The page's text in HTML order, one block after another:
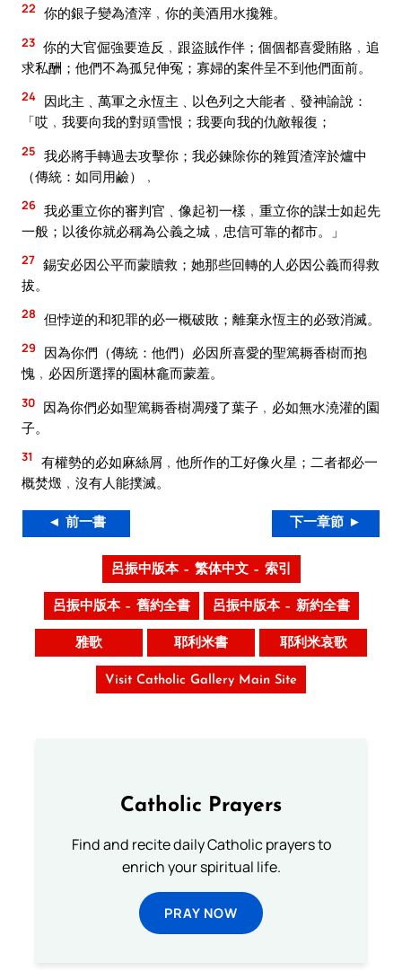
22 你的銀子變為渣滓﹐你的美酒用水攙雜。
23 你的大官倔強要造反﹐跟盜賊作伴；個個都喜愛賄賂﹐追
求私酬；他們不為孤兒伸冤；寡婦的案件呈不到他們面前。
24 因此主﹑萬軍之永恆主﹑以色列之大能者﹑發神諭說：
「哎﹐我要向我的對頭雪恨；我要向我的仇敵報復；
25 我必將手轉過去攻擊你；我必鍊除你的雜質渣滓於爐中
（傳統：如同用鹼）﹐
26 我必重立你的審判官﹑像起初一樣﹐重立你的謀士如起先
一般；以後你就必稱為公義之城﹐忠信可靠的都市。」
27 錫安必因公平而蒙贖救；她那些回轉的人必因公義而得救
拔。
28 但悖逆的和犯罪的必一概破敗；離棄永恆主的必致消滅。
29
因為你們（傳統：他們）必因所喜愛的聖篤耨香樹而抱
愧﹐必因所選擇的園林龕而蒙羞。
30 因為你們必如聖篤耨香樹凋殘了葉子﹐必如無水澆灌的園
子。
31
有權勢的必如麻絲屑﹐他所作的工好像火星；二者都必一
概焚燬﹐沒有人能撲滅。
◄ 前一書 下一章節 ►
呂振中版本 – 繁体中文 – 索引
呂振中版本 – 舊約全書 呂振中版本 – 新約全書
雅歌 耶利米書 耶利米哀歌
Visit Catholic Gallery Main Site
Catholic Prayers
Find and recite daily Catholic prayers to
enrich your spiritual life.
PRAY NOW